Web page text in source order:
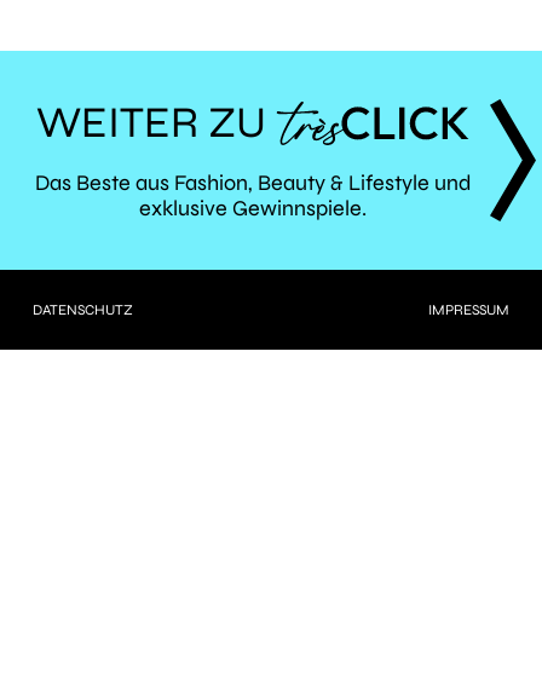
WEITER ZU
TRÈS
CLICK
Das Beste aus Fashion, Beauty & Lifestyle und
exklusive Gewinnspiele.
DATENSCHUTZ IMPRESSUM